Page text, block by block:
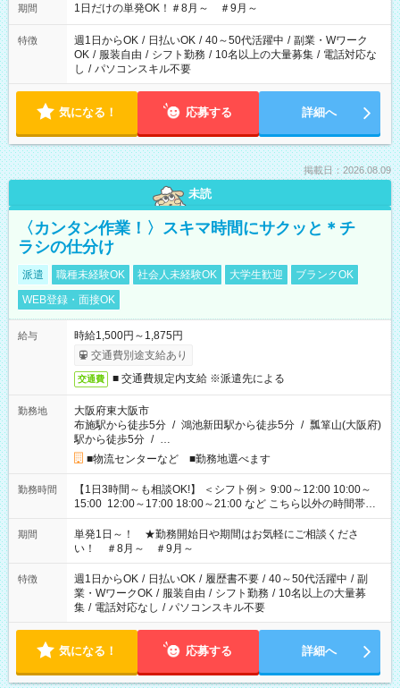
期間 1日だけの単発OK！＃8月～ ＃9月～
特徴 週1日からOK / 日払いOK / 40～50代活躍中 / 副業・Wワーク
OK / 服装自由 / シフト勤務 / 10名以上の大量募集 / 電話対応な
し / パソコンスキル不要
気になる！ 応募する 詳細へ
掲載日：2026.08.09
未読
〈カンタン作業！〉スキマ時間にサクッと＊チ
ラシの仕分け
派遣 職種未経験OK 社会人未経験OK 大学生歓迎
ブランクOK
WEB登録・面接OK
給与
時給1,500円～1,875円
交通費別途支給あり
交通費 ■ 交通費規定内支給 ※派遣先による
勤務地
大阪府東大阪市
布施駅から徒歩5分 / 鴻池新田駅から徒歩5分 / 瓢箪山(大阪府)
駅から徒歩5分 / …
■物流センターなど ■勤務地選べます
勤務時間
【1日3時間～も相談OK!】 ＜シフト例＞ 9:00～12:00 10:00～
15:00 12:00～17:00 18:00～21:00 など こちら以外の時間帯も
お気軽にご相談ください！
期間
単発1日～！ ★勤務開始日や期間はお気軽にご相談くださ
い！ ＃8月～ ＃9月～
特徴 週1日からOK / 日払いOK / 履歴書不要 / 40～50代活躍中 / 副
業・WワークOK / 服装自由 / シフト勤務 / 10名以上の大量募
集 / 電話対応なし / パソコンスキル不要
気になる！ 応募する 詳細へ